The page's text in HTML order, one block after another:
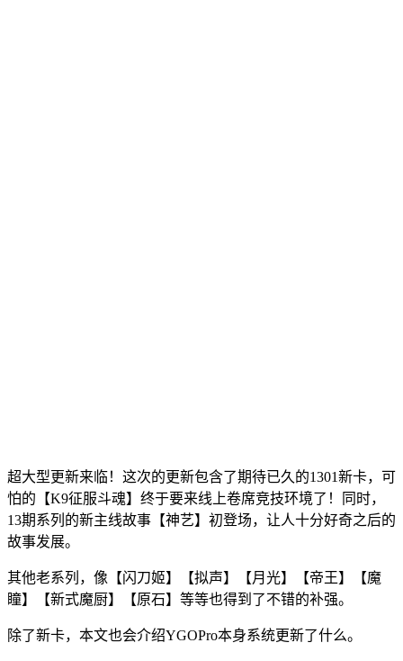
超大型更新来临！这次的更新包含了期待已久的1301新卡，可
怕的【K9征服斗魂】终于要来线上卷席竞技环境了！同时，
13期系列的新主线故事【神艺】初登场，让人十分好奇之后的
故事发展。
其他老系列，像【闪刀姬】【拟声】【月光】【帝王】【魔
瞳】【新式魔厨】【原石】等等也得到了不错的补强。
除了新卡，本文也会介绍YGOPro本身系统更新了什么。